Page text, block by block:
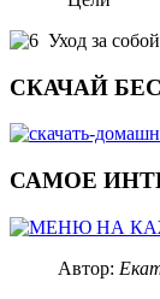
Уход за собой
СКАЧАЙ
САМОЕ
Автор: